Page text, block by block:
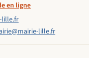
en ligne
lille.fr
lille.fr